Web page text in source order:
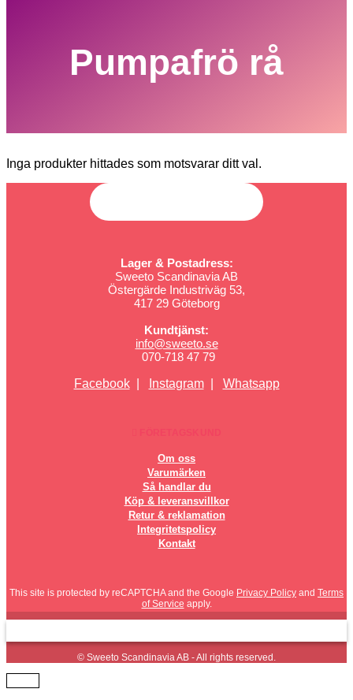
Pumpafrö rå
Inga produkter hittades som motsvarar ditt val.
Lager & Postadress:
Sweeto Scandinavia AB
Östergärde Industriväg 53,
417 29 Göteborg
Kundtjänst:
info@sweeto.se
070-718 47 79
Facebook| Instagram| Whatsapp
Om oss
Varumärken
Så handlar du
Köp & leveransvillkor
Retur & reklamation
Integritetspolicy
Kontakt
This site is protected by reCAPTCHA and the Google Privacy Policy and Terms
of Service apply.
© Sweeto Scandinavia AB - All rights reserved.